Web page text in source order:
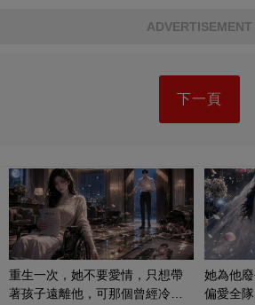
ADVERTISEMENT
下一頁
重生一次，她不要愛情，只想帶
著孩子遠離他，可那個曾經冷漠
她為他
偏愛全